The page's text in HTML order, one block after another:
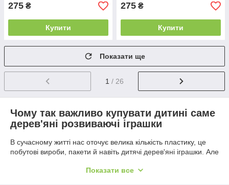
275 ₴
Купити
275 ₴
Купити
Показати ще
1 / 26
Чому так важливо купувати дитині саме
дерев'яні розвиваючі іграшки
В сучасному житті нас оточує велика кількість пластику, це
побутові вироби, пакети й навіть дитячі дерев'яні іграшки. Але
відчуття холоду і безжиттєвість. Дерево – не тільки тепле на
Показати все